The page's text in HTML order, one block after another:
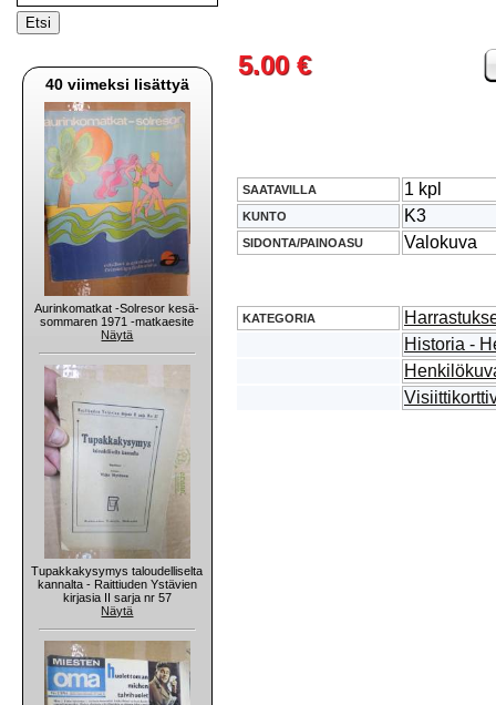
40 viimeksi lisättyä
Aurinkomatkat -Solresor kesä-
sommaren 1971 -matkaesite
Näytä
Tupakkakysymys taloudelliselta
kannalta - Raittiuden Ystävien
kirjasia II sarja nr 57
Näytä
5.00 €
SAATAVILLA 1 kpl
KUNTO K3
SIDONTA/PAINOASU Valokuva
KATEGORIA
Historia -